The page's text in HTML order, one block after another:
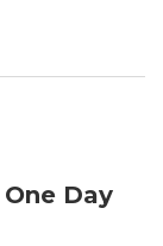
Day